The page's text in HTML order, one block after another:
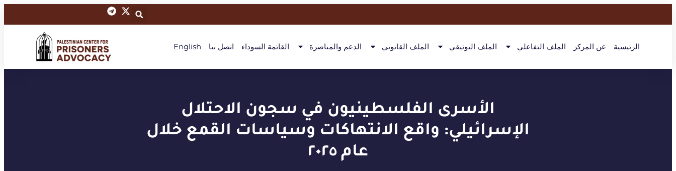
الرئيسية عن المركز الملف التفاعلي الملف التوثيقي الملف القانوني الدعم والمناصرة القائمة السوداء اتصل بنا English
الأسرى الفلسطينيون في سجون الاحتلال
الإسرائيلي: واقع الانتهاكات وسياسات القمع خلال
عام ٢٠٢٥